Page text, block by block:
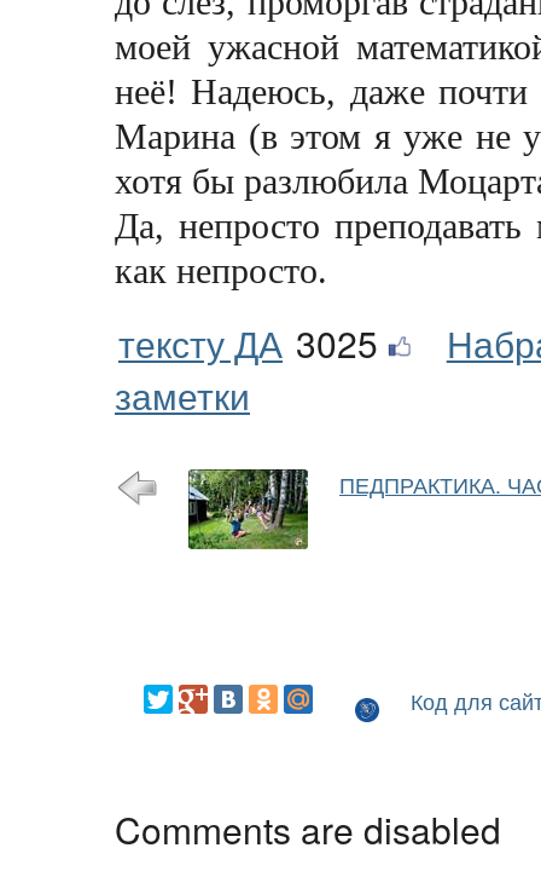
моей ужасной
неё! Надеюсь, даже
Марина (в этом я уже не
хотя бы разлюбила
Да, непросто
как непросто.
тексту ДА 3025
заметки
ПЕДПРАКТИКА.
Код для
Comments are disabled